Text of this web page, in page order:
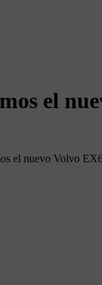
el
el nuevo Volvo